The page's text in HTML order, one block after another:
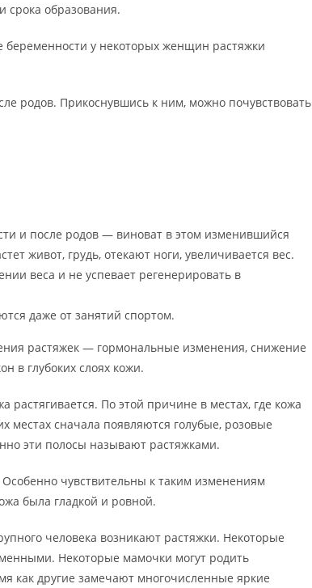
срока образования.
беременности у некоторых женщин растяжки
родов. Прикоснувшись к ним, можно почувствовать
и после родов — виноват в этом изменившийся
живот, грудь, отекают ноги, увеличивается вес.
веса и не успевает регенерировать в
даже от занятий спортом.
растяжек — гормональные изменения, снижение
в глубоких слоях кожи.
По этой причине в местах, где кожа
местах сначала появляются голубые, розовые
эти полосы называют растяжками.
чувствительны к таким изменениям
была гладкой и ровной.
человека возникают растяжки. Некоторые
Некоторые мамочки могут родить
как другие замечают многочисленные яркие